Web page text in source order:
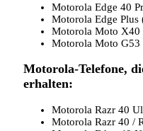
Motorola Edge 40
Motorola Edge Plus
Motorola Moto X40
Motorola Moto G53
Motorola-Telefone,
erhalten:
Motorola Razr 40
Motorola Razr 40 /